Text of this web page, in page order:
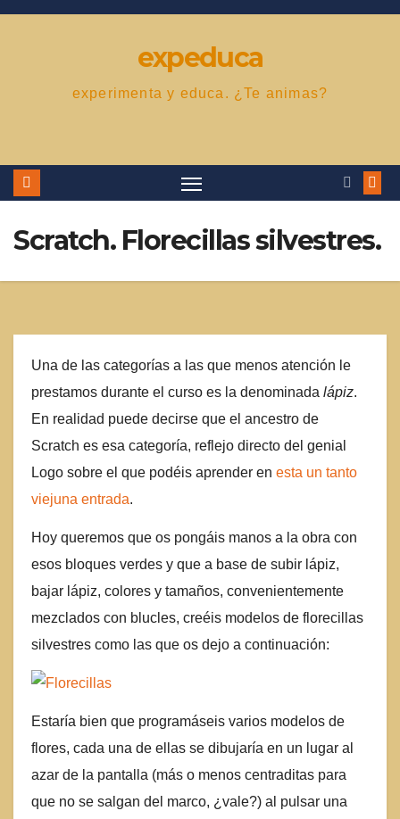
Saltar
expeduca
experimenta y educa. ¿Te animas?
Scratch. Florecillas silvestres.
Una de las categorías a las que menos atención le
prestamos durante el curso es la denominada lápiz.
En realidad puede decirse que el ancestro de
Scratch es esa categoría, reflejo directo del genial
Logo sobre el que podéis aprender en esta un tanto
viejuna entrada.
Hoy queremos que os pongáis manos a la obra con
esos bloques verdes y que a base de subir lápiz,
bajar lápiz, colores y tamaños, convenientemente
mezclados con blucles, creéis modelos de florecillas
silvestres como las que os dejo a continuación:
Estaría bien que programáseis varios modelos de
flores, cada una de ellas se dibujaría en un lugar al
azar de la pantalla (más o menos centraditas para
que no se salgan del marco, ¿vale?) al pulsar una